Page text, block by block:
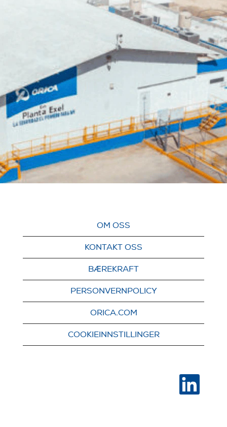
OM OSS
KONTAKT OSS
BÆREKRAFT
PERSONVERNPOLICY
ORICA.COM
COOKIEINNSTILLINGER
Å
n